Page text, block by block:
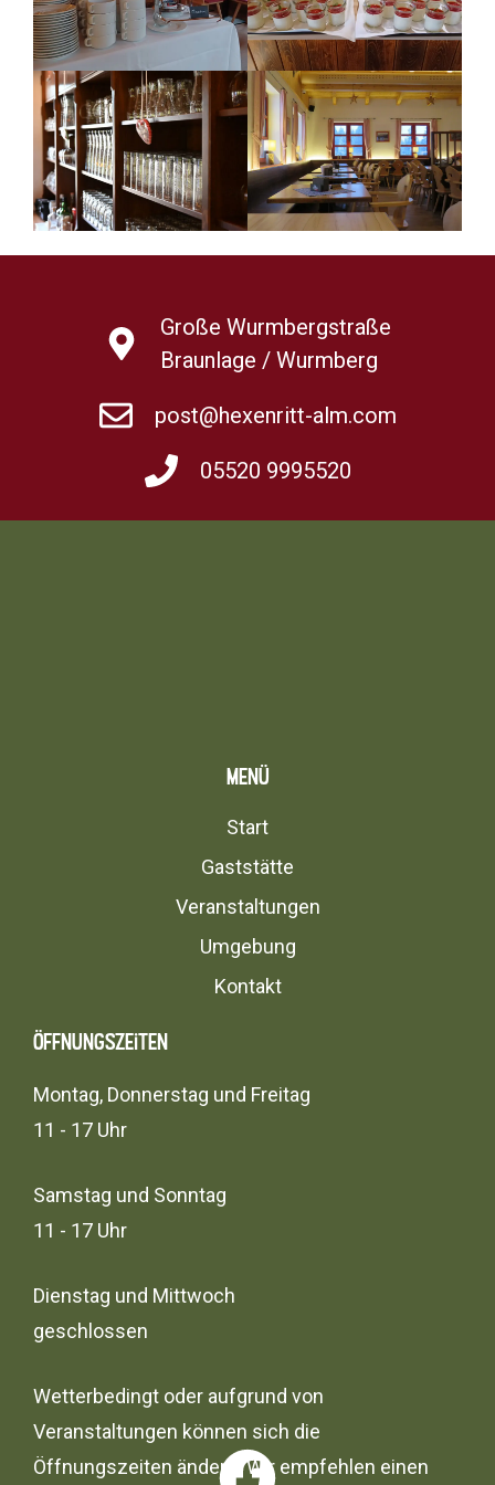
Große Wurmbergstraße
Braunlage / Wurmberg
post@hexenritt-alm.com
05520 9995520
Menü
Start
Gaststätte
Veranstaltungen
Umgebung
Kontakt
Öffnungszeiten
Montag, Donnerstag und Freitag
11 - 17 Uhr
Samstag und Sonntag
11 - 17 Uhr
Dienstag und Mittwoch
geschlossen
Wetterbedingt oder aufgrund von
Veranstaltungen können sich die
Öffnungszeiten ändern. Wir empfehlen einen